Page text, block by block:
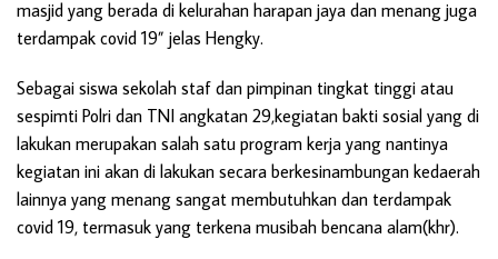
masjid yang berada di kelurahan harapan jaya dan menang juga
terdampak covid 19” jelas Hengky.
Sebagai siswa sekolah staf dan pimpinan tingkat tinggi atau
sespimti Polri dan TNI angkatan 29,kegiatan bakti sosial yang di
lakukan merupakan salah satu program kerja yang nantinya
kegiatan ini akan di lakukan secara berkesinambungan kedaerah
lainnya yang menang sangat membutuhkan dan terdampak
covid 19, termasuk yang terkena musibah bencana alam(khr).